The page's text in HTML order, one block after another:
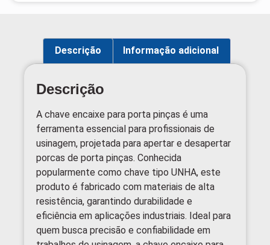
Descrição Informação adicional
Descrição
A chave encaixe para porta pinças é uma
ferramenta essencial para profissionais de
usinagem, projetada para apertar e desapertar
porcas de porta pinças. Conhecida
popularmente como chave tipo UNHA, este
produto é fabricado com materiais de alta
resistência, garantindo durabilidade e
eficiência em aplicações industriais. Ideal para
quem busca precisão e confiabilidade em